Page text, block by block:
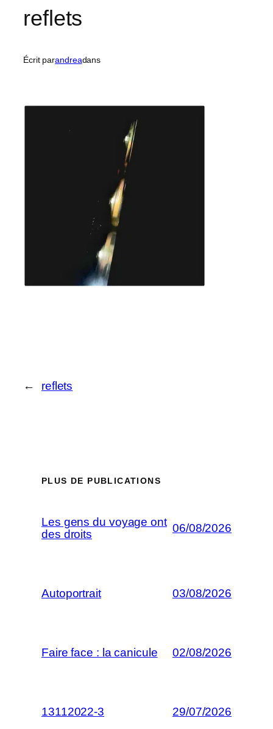
reflets
Écrit parandreadans
← reflets
PLUS DE PUBLICATIONS
Les gens du voyage ont
des droits
06/08/2026
Autoportrait 03/08/2026
Faire face : la canicule 02/08/2026
13112022-3 29/07/2026